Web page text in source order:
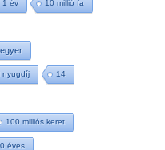
1 év 10 millió fa
nyugdíj 14
100 milliós keret
éves